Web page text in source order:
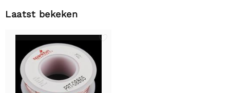
Laatst bekeken